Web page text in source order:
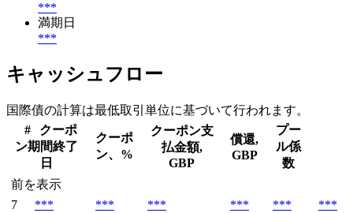
***
満期日
***
キャッシュフロー
国際債の計算は最低取引単位に基づいて行われます。
#
クーポ
ン期間終了
日
クーポ
ン、%
クーポン支
払金額,
GBP
償還,
GBP
プー
ル係
数
前を表示
7
*** *** *** *** ***
***